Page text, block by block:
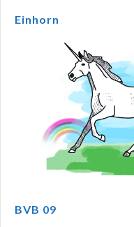
Einhorn
BVB 09